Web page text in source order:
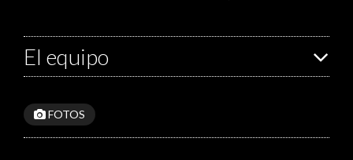
El equipo
FOTOS